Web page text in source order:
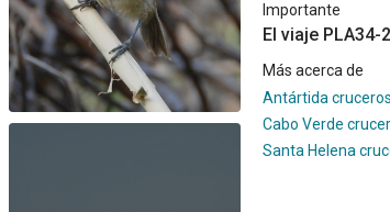
Importante
El viaje
Más acerca de
Antártida cruceros
Cabo Verde
Santa Helena